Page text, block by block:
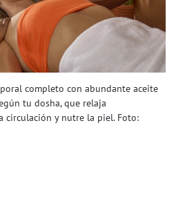
completo con abundante aceite
tu dosha, que relaja
circulación y nutre la piel. Foto: